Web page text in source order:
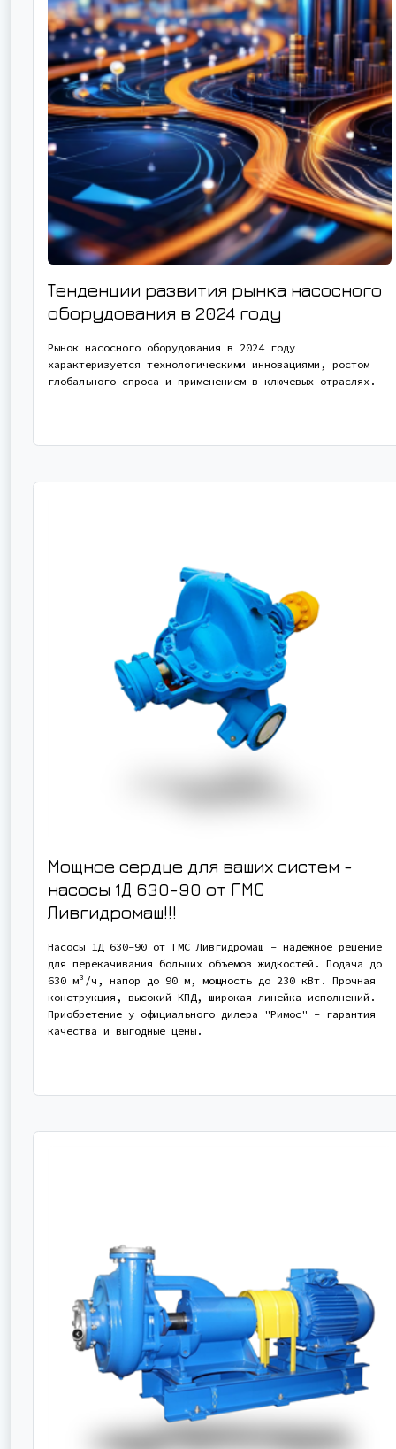
Тенденции развития рынка насосного
оборудования в 2024 году
Рынок насосного оборудования в 2024 году
характеризуется технологическими инновациями, ростом
глобального спроса и применением в ключевых отраслях.
Мощное сердце для ваших систем -
насосы 1Д 630-90 от ГМС
Ливгидромаш!!!
Насосы 1Д 630-90 от ГМС Ливгидромаш - надежное решение
для перекачивания больших объемов жидкостей. Подача до
630 м³/ч, напор до 90 м, мощность до 230 кВт. Прочная
конструкция, высокий КПД, широкая линейка исполнений.
Приобретение у официального дилера "Римос" - гарантия
качества и выгодные цены.